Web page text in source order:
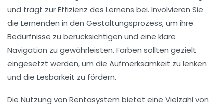
und trägt zur Effizienz des Lernens bei. Involvieren Sie
die Lernenden in den Gestaltungsprozess, um ihre
Bedürfnisse zu berücksichtigen und eine klare
Navigation zu gewährleisten. Farben sollten gezielt
eingesetzt werden, um die Aufmerksamkeit zu lenken
und die Lesbarkeit zu fördern.
Die Nutzung von Rentasystem bietet eine Vielzahl von